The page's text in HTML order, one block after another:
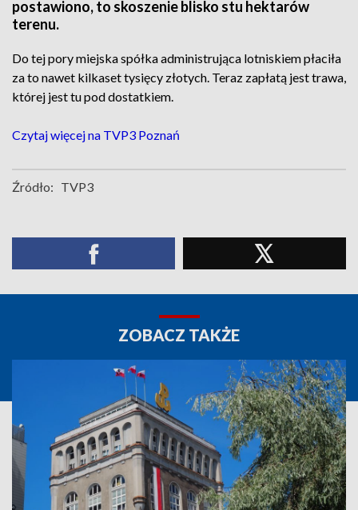
postawiono, to skoszenie blisko stu hektarów
terenu.
Do tej pory miejska spółka administrująca lotniskiem płaciła
za to nawet kilkaset tysięcy złotych. Teraz zapłatą jest trawa,
której jest tu pod dostatkiem.
Czytaj więcej na TVP3 Poznań
Źródło: TVP3
ZOBACZ TAKŻE